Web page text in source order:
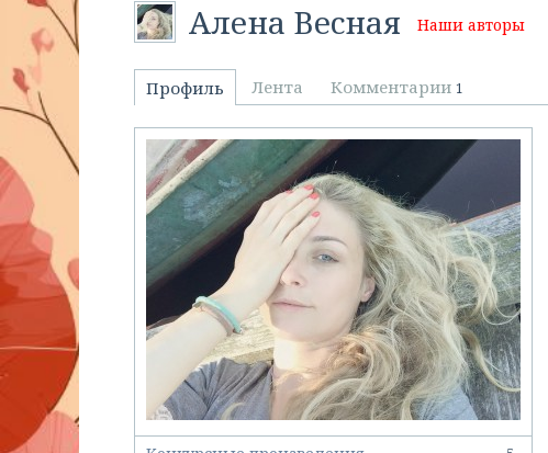
Алена Весная Наши авторы
Профиль Лента Комментарии 1